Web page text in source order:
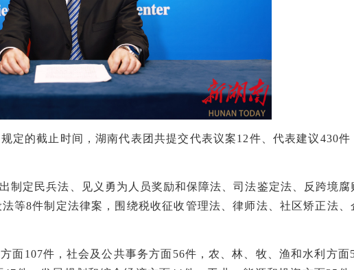
定的截止时间，湖南代表团共提交代表议案12件、代表建议430件
制定民兵法、见义勇为人员奖励和保障法、司法鉴定法、反跨境腐
法等8件制定法律案，围绕税收征收管理法、律师法、社区矫正法、
面107件，社会及公共事务方面56件，农、林、牧、渔和水利方面